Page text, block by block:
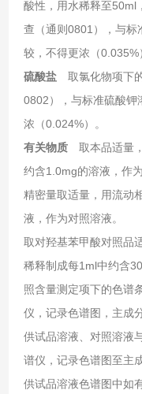
酸性，用水稀释至50ml
查（通则0801），与标
较，不得更浓（0.035%
硫酸盐取氯化物项下的
0802），与标准硫酸钾
浓（0.024%）。
有关物质取本品适量，
约含1.0mg的溶液，作
精密量取适量，用流动
液，作为对照溶液。
取对羟基苯甲酸对照品
稀释制成每1ml中约含
照含量测定项下的色谱
仪，记录色谱图，主成
供试品溶液、对照溶液
谱仪，记录色谱图至主
供试品溶液色谱图中如